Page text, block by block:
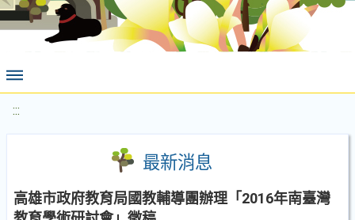
:::
最新消息
高雄市政府教育局國教輔導團辦理「2016年南臺灣